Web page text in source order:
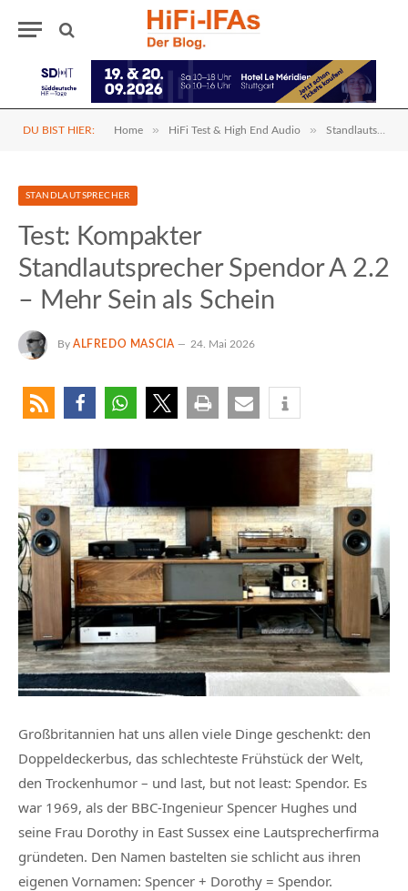
DU BIST HIER: Home » HiFi Test & High End Audio » Standlautsprecher
STANDLAUTSPRECHER
Test: Kompakter
Standlautsprecher Spendor A 2.2
– Mehr Sein als Schein
By ALFREDO MASCIA 24. Mai 2026
Großbritannien hat uns allen viele Dinge geschenkt: den
Doppeldeckerbus, das schlechteste Frühstück der Welt,
den Trockenhumor – und last, but not least: Spendor. Es
war 1969, als der BBC-Ingenieur Spencer Hughes und
seine Frau Dorothy in East Sussex eine Lautsprecherfirma
gründeten. Den Namen bastelten sie schlicht aus ihren
eigenen Vornamen: Spencer + Dorothy = Spendor.